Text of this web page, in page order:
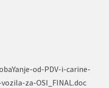
od-PDV-i-carine-
za-OSI_FINAL.doc